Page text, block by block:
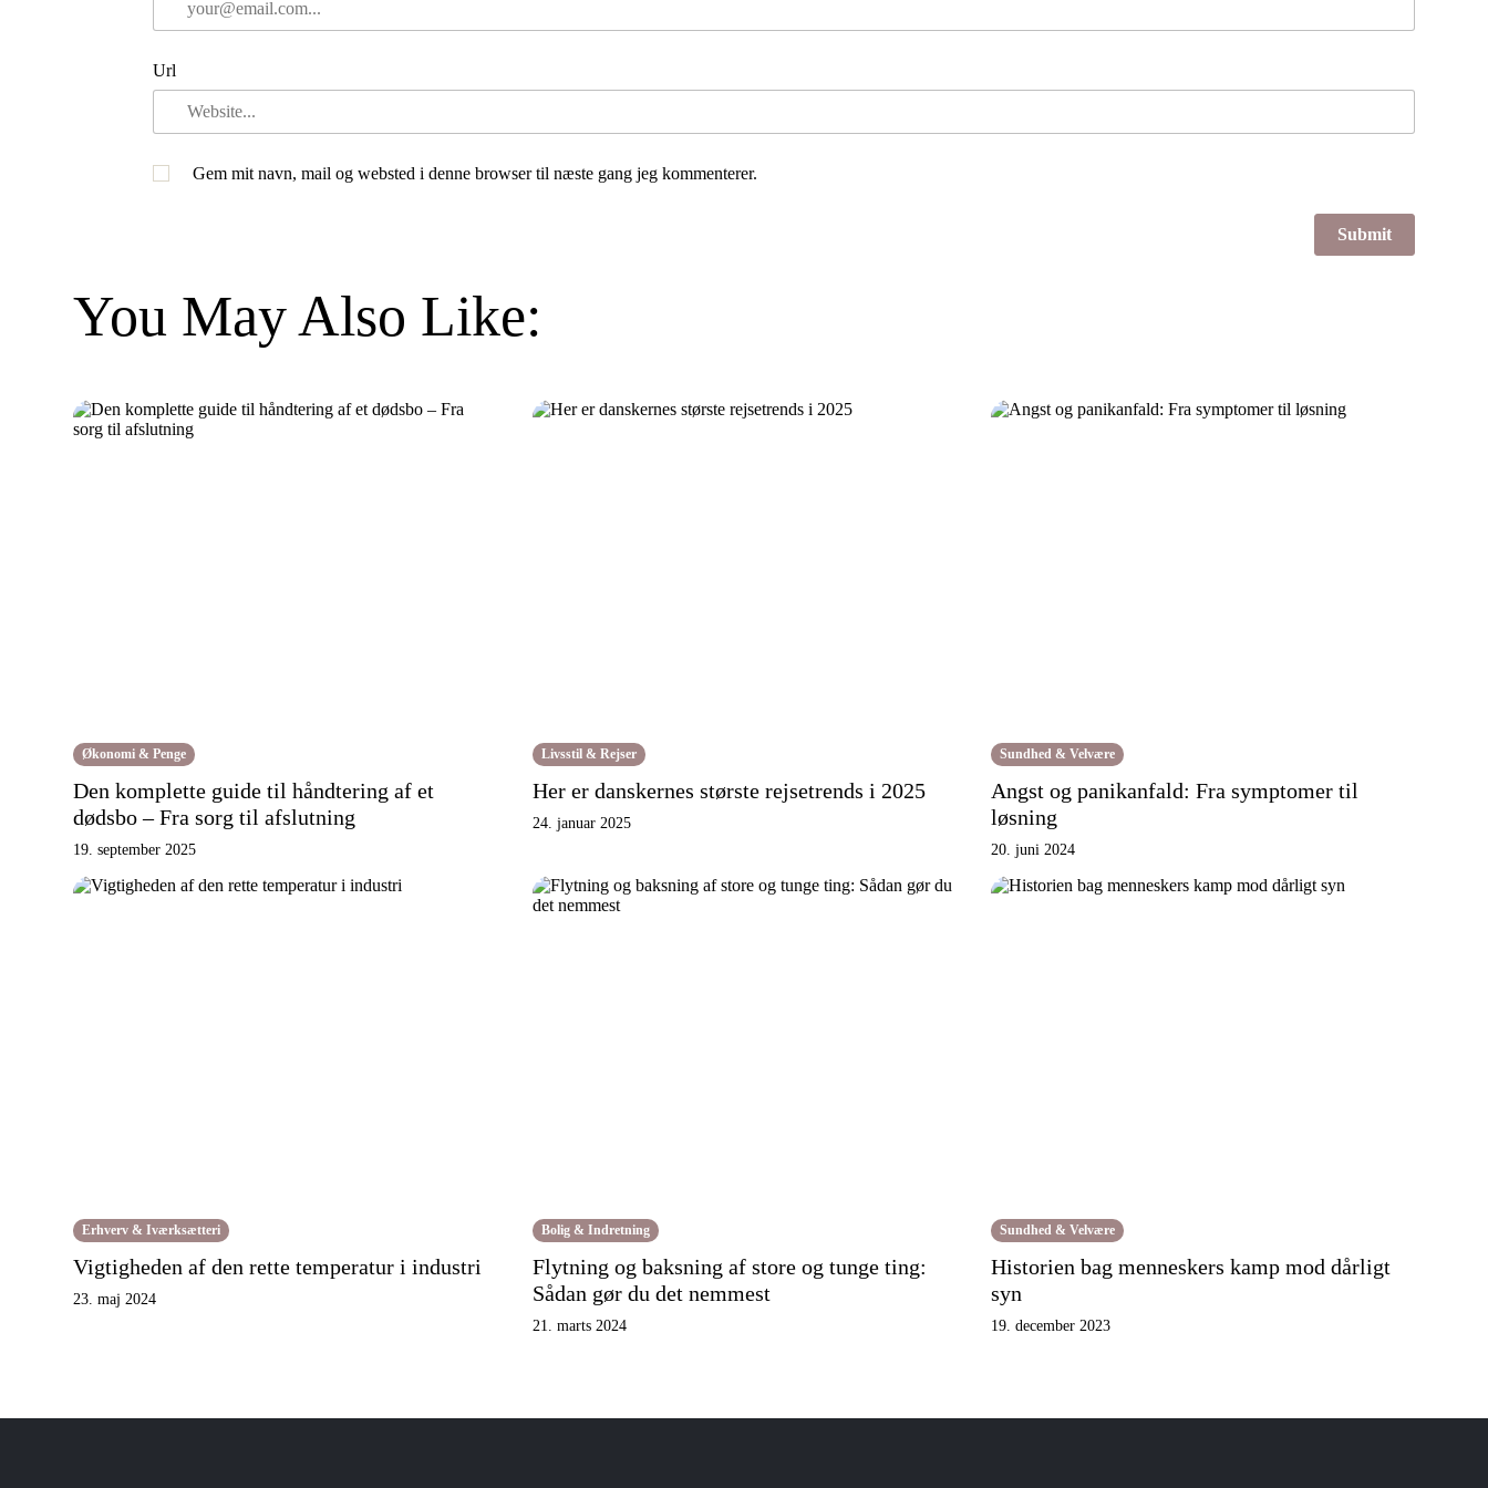
Url
Gem mit navn, mail og websted i denne browser til næste gang jeg kommenterer.
You May Also Like:
Økonomi & Penge
Den komplette guide til håndtering af et
dødsbo – Fra sorg til afslutning
19. september 2025
Livsstil & Rejser
Her er danskernes største rejsetrends i 2025
24. januar 2025
Sundhed & Velvære
Angst og panikanfald: Fra symptomer til
løsning
20. juni 2024
Erhverv & Iværksætteri
Vigtigheden af den rette temperatur i industri
23. maj 2024
Bolig & Indretning
Flytning og baksning af store og tunge ting:
Sådan gør du det nemmest
21. marts 2024
Sundhed & Velvære
Historien bag menneskers kamp mod dårligt
syn
19. december 2023